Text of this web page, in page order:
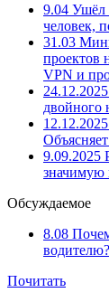
9.04 Ушёл
человек,
31.03
проектов
VPN и
24.12.2025
двойного
12.12.2025
9.09.2025
значимую
Обсуждаемое
8.08
Почитать